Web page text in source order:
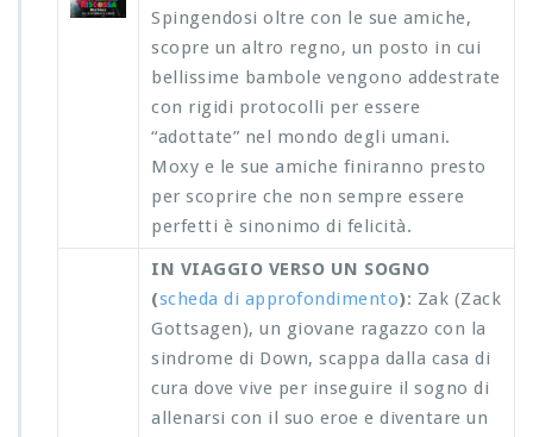
Spingendosi oltre con le sue amiche,
scopre un altro regno, un posto in cui
bellissime bambole vengono addestrate
con rigidi protocolli per essere
“adottate” nel mondo degli umani.
Moxy e le sue amiche finiranno presto
per scoprire che non sempre essere
perfetti è sinonimo di felicità.
IN VIAGGIO VERSO UN SOGNO
(scheda di approfondimento): Zak (Zack
Gottsagen), un giovane ragazzo con la
sindrome di Down, scappa dalla casa di
cura dove vive per inseguire il sogno di
allenarsi con il suo eroe e diventare un